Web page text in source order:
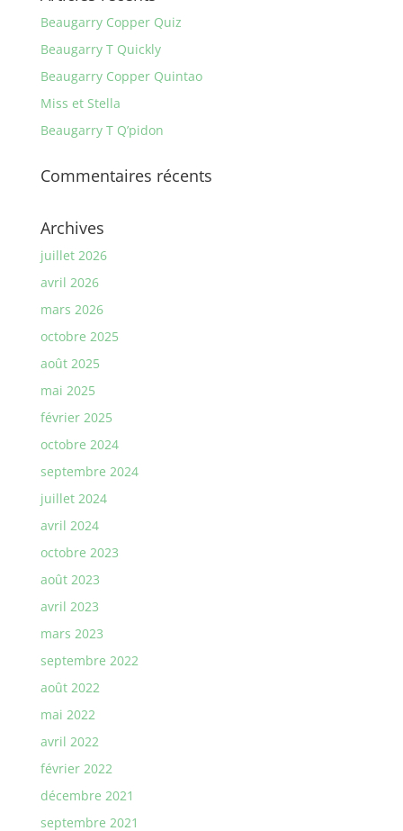
Beaugarry Copper Quiz
Beaugarry T Quickly
Beaugarry Copper Quintao
Miss et Stella
Beaugarry T Q’pidon
Commentaires récents
Archives
juillet 2026
avril 2026
mars 2026
octobre 2025
août 2025
mai 2025
février 2025
octobre 2024
septembre 2024
juillet 2024
avril 2024
octobre 2023
août 2023
avril 2023
mars 2023
septembre 2022
août 2022
mai 2022
avril 2022
février 2022
décembre 2021
septembre 2021